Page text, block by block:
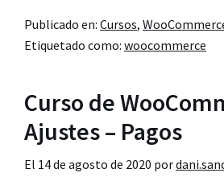
WooCommerce
–
Ajustes
–
Cuentas
y
Publicado en: Cursos,
Etiquetado como: woocommerce
Curso de
Ajustes – Pagos
El 14 de agosto de 2020 por